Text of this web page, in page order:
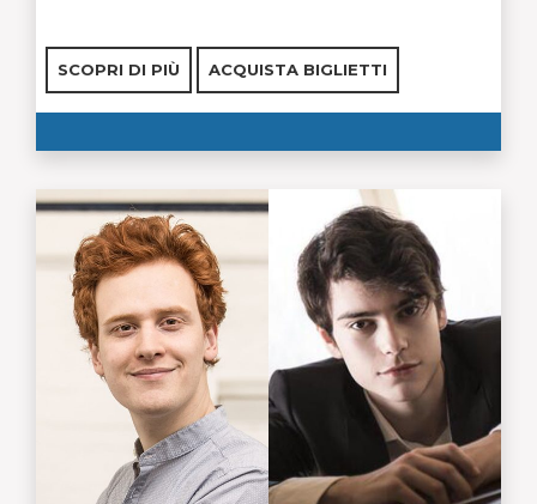
SCOPRI DI PIÙ ACQUISTA BIGLIETTI